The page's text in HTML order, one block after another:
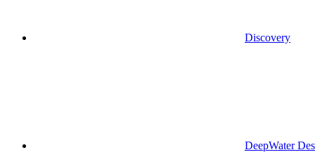
Discovery
DeepWater